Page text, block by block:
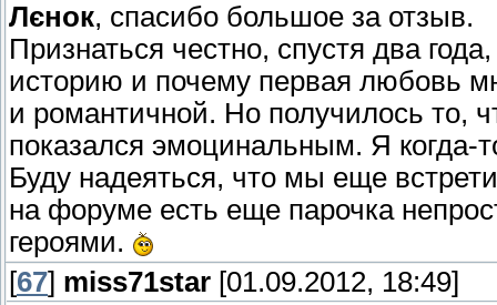
Лєнок, спасибо большое за отзыв.
Признаться честно, спустя два
историю и почему первая любовь
и романтичной. Но получилось то,
показался эмоцинальным. Я когда-
Буду надеяться, что мы еще
на форуме есть еще парочка
героями.
[67] miss71star [01.09.2012, 18:49]